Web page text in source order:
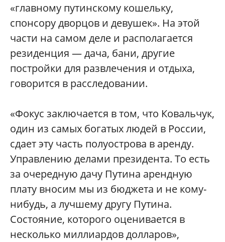
«главному путинскому кошельку,
спонсору дворцов и девушек». На этой
части на самом деле и располагается
резиденция — дача, бани, другие
постройки для развлечения и отдыха,
говорится в расследовании.
«Фокус заключается в том, что Ковальчук,
один из самых богатых людей в России,
сдает эту часть полуострова в аренду.
Управлению делами президента. То есть
за очередную дачу Путина арендную
плату вносим мы из бюджета и не кому-
нибудь, а лучшему другу Путина.
Состояние, которого оценивается в
несколько миллиардов долларов»,